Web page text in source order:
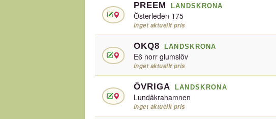
PREEM LANDSKRONA
Österleden 175
inget aktuellt pris
OKQ8 LANDSKRONA
E6 norr glumslöv
inget aktuellt pris
ÖVRIGA LANDSKRONA
Lundåkrahamnen
inget aktuellt pris